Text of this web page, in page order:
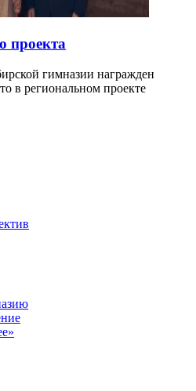
проекта
гимназии награжден
в региональном проекте